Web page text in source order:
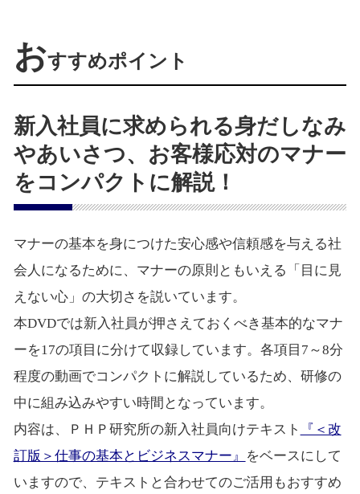
おすすめポイント
新入社員に求められる身だしなみ
やあいさつ、お客様応対のマナー
をコンパクトに解説！
マナーの基本を身につけた安心感や信頼感を与える社
会人になるために、マナーの原則ともいえる「目に見
えない心」の大切さを説いています。
本DVDでは新入社員が押さえておくべき基本的なマナ
ーを17の項目に分けて収録しています。各項目7～8分
程度の動画でコンパクトに解説しているため、研修の
中に組み込みやすい時間となっています。
内容は、ＰＨＰ研究所の新入社員向けテキスト
『＜改
訂版＞仕事の基本とビジネスマナー』
をベースにして
いますので、テキストと合わせてのご活用もおすすめ